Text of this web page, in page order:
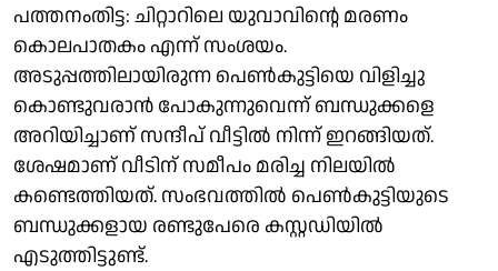
പത്തനംതിട്ട: ചിറ്റാറിലെ യുവാവിൻ്റെ മരണം
കൊലപാതകം എന്ന് സംശയം.
അടുപ്പത്തിലായിരുന്ന പെൺകുട്ടിയെ വിളിച്ചു
കൊണ്ടുവരാൻ പോകുന്നുവെന്ന് ബന്ധുക്കളെ
അറിയിച്ചാണ് സന്ദീപ് വീട്ടിൽ നിന്ന് ഇറങ്ങിയത്.
ശേഷമാണ് വീടിന് സമീപം മരിച്ച നിലയിൽ
കണ്ടെത്തിയത്. സംഭവത്തിൽ പെൺകുട്ടിയുടെ
ബന്ധുക്കളായ രണ്ടുപേരെ കസ്റ്റഡിയിൽ
എടുത്തിട്ടുണ്ട്.